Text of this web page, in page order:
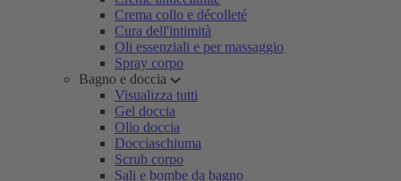
Crema collo e décolleté
Cura dell'intimità
Oli essenziali e per massaggio
Spray corpo
Bagno e doccia
Visualizza tutti
Gel doccia
Olio doccia
Docciaschiuma
Scrub corpo
Sali e bombe da bagno